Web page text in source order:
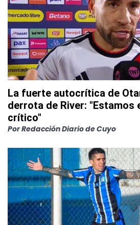
La fuerte autocrítica de
derrota de River: "Estamos
crítico"
PorRedacción Diario de Cuyo